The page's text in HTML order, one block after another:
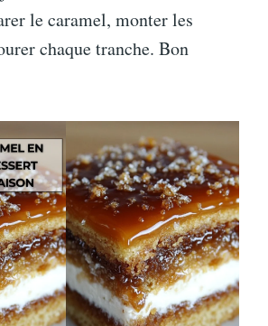
le caramel, monter les
chaque tranche. Bon